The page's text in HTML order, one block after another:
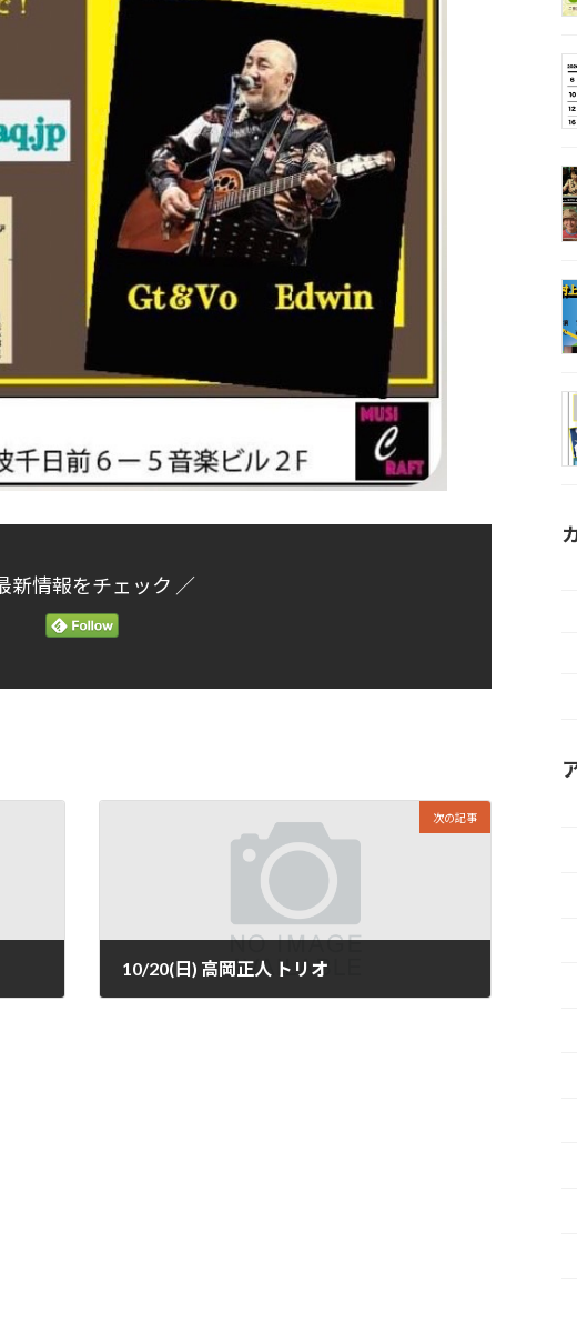
新情報をチェック ／
次の記事
10/20(日) 高岡正人 トリオ